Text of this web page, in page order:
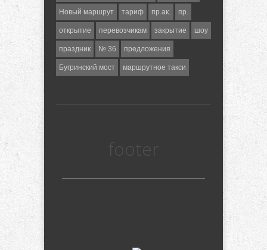
Новый маршрут тариф пр.ак. пр.
открытие перевозчикам закрытие шоу
праздник № 36 предложения
Бугринский мост маршрутное такси
footer